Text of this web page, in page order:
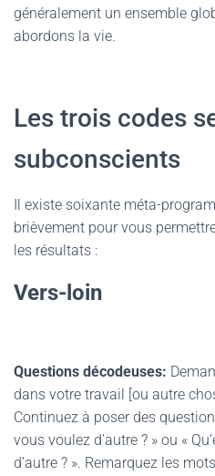
généralement un ensemble
abordons la vie.
Les trois codes
subconscients
Il existe soixante méta-
brièvement pour vous
les résultats :
Vers-loin
Questions décodeuses:
dans votre travail [ou autre
Continuez à poser des
vous voulez d’autre ? » ou «
d’autre ? ». Remarquez les